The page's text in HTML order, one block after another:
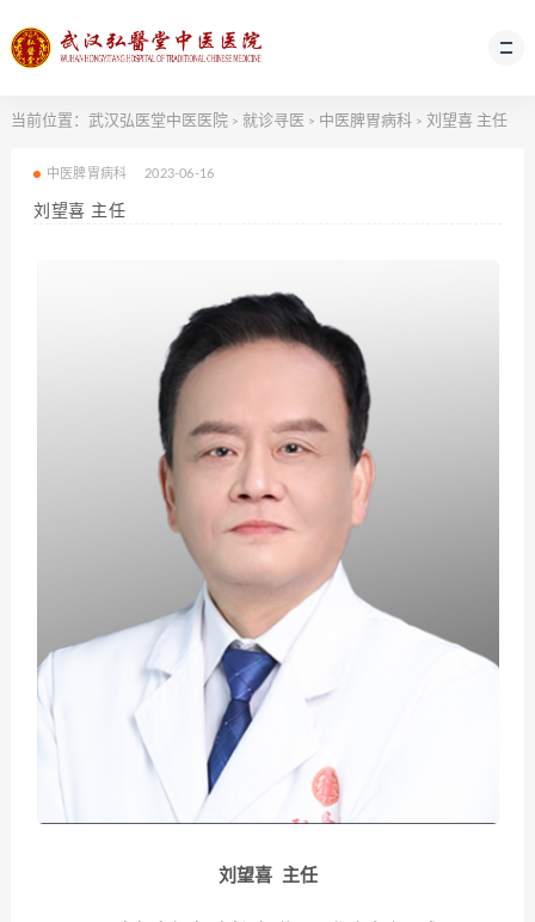
当前位置： 武汉弘医堂中医医院 > 就诊寻医 > 中医脾胃病科 > 刘望喜 主任
中医脾胃病科 2023-06-16
刘望喜 主任
刘望喜 主任